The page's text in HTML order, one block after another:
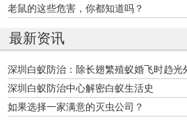
老鼠的这些危害，你都知道吗？
最新资讯
深圳白蚁防治：除长翅繁殖蚁婚飞时趋光
深圳白蚁防治中心解密白蚁生活史
如果选择一家满意的灭虫公司？